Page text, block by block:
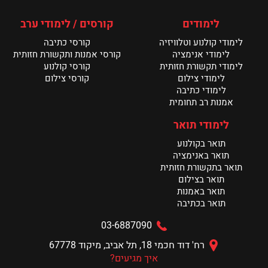
בסינמטק
קרא עוד >
חדשות אנימציה: שבוע אחרי ההקרנות
קרא עוד >
לימודים
לימודי קולנוע וטלוויזיה
לימודי אנימציה
לימודי תקשורת חזותית
לימודי צילום
לימודי כתיבה
אמנות רב תחומית
קורסים / לימודי ערב
קורסי כתיבה
קורסי אמנות ותקשורת חזותית
קורסי קולנוע
קורסי צילום
לימודי תואר
תואר בקולנוע
תואר באנימציה
תואר בתקשורת חזותית
תואר בצילום
תואר באמנות
תואר בכתיבה
03-6887090
רח' דוד חכמי 18, תל אביב, מיקוד 67778
איך מגיעים?